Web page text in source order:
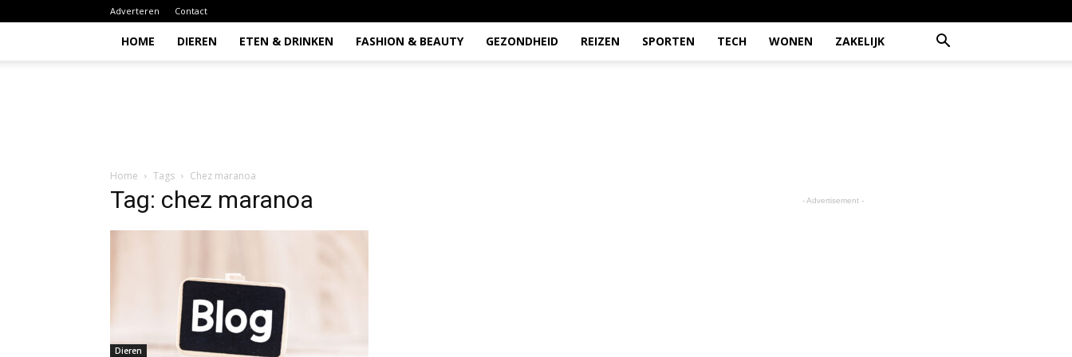
Adverteren Contact
HOME DIEREN ETEN & DRINKEN FASHION & BEAUTY GEZONDHEID REIZEN SPORTEN TECH WONEN ZAKELIJK
Home Tags Chez maranoa
Tag: chez maranoa
Dieren
- Advertisement -